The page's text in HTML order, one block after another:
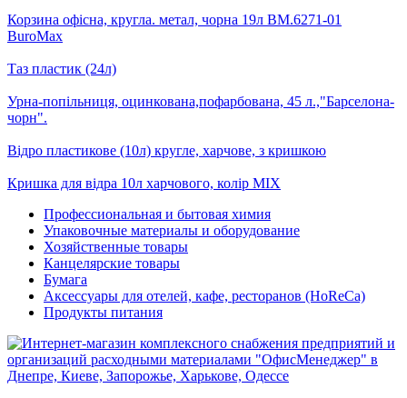
Корзина офісна, кругла. метал, чорна 19л BM.6271-01
BuroMax
Таз пластик (24л)
Урна-попільниця, оцинкована,пофарбована, 45 л.,"Барселона-
чорн".
Відро пластикове (10л) кругле, харчове, з кришкою
Кришка для відра 10л харчового, колір MIX
Профессиональная и бытовая химия
Упаковочные материалы и оборудование
Хозяйственные товары
Канцелярские товары
Бумага
Аксессуары для отелей, кафе, ресторанов (HoReCa)
Продукты питания